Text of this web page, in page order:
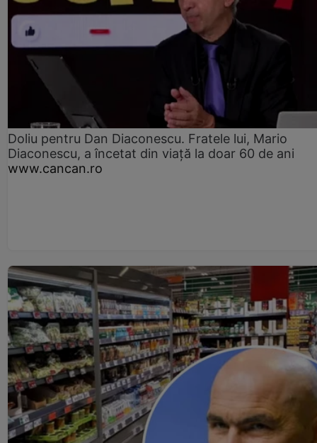
Doliu pentru Dan Diaconescu. Fratele lui, Mario
Diaconescu, a încetat din viață la doar 60 de ani
www.cancan.ro